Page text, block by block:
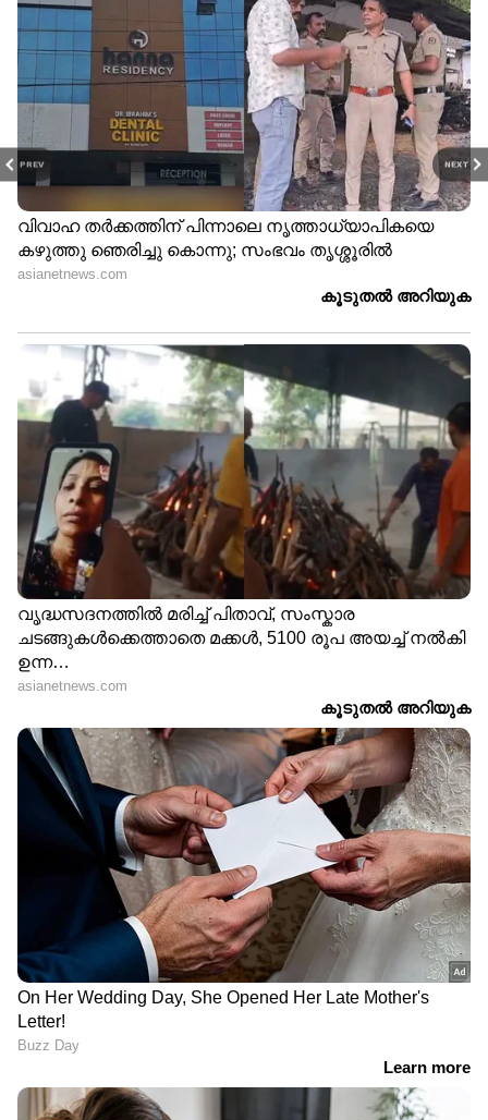
PREV NEXT